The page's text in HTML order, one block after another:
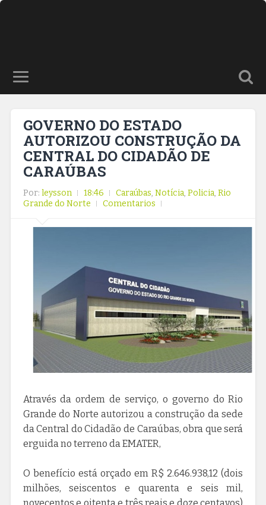
GOVERNO DO ESTADO
AUTORIZOU CONSTRUÇÃO DA
CENTRAL DO CIDADÃO DE
CARAÚBAS
Por: leysson 18:46 Caraúbas, Notícia, Policia, Rio
Grande do Norte
Comentarios
Através da ordem de serviço, o governo do Rio
Grande do Norte autorizou a construção da sede
da Central do Cidadão de Caraúbas, obra que será
erguida no terreno da EMATER,
O benefício está orçado em R$ 2.646.938,12 (dois
milhões, seiscentos e quarenta e seis mil,